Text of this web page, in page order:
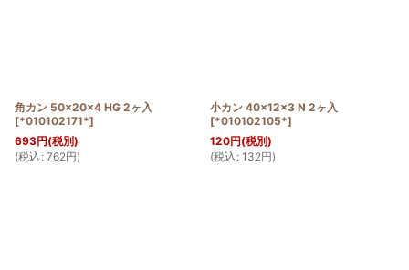
角カン 50×20×4 HG 2ヶ入
[*010102171*]
693円(税別)
(税込 : 762円)
小カン 40×12×3 N 2ヶ入
[*010102105*]
120円(税別)
(税込 : 132円)